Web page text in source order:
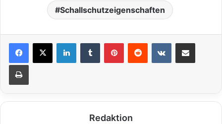
Schallschutzeigenschaften
Redaktion